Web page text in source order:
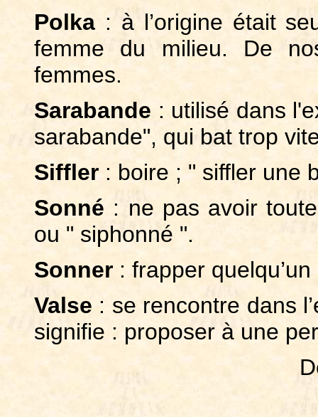
Polka : à l’origine était
femme du milieu. De
femmes.
Sarabande : utilisé dans
sarabande", qui bat trop
Siffler : boire ; " siffler une
Sonné : ne pas avoir
ou " siphonné ".
Sonner : frapper
Valse : se rencontre dans
signifie : proposer à une